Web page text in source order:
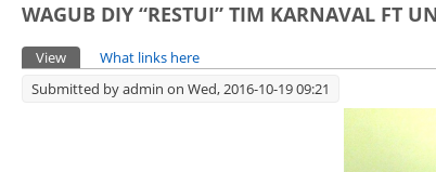
WAGUB DIY “RESTUI” TIM KARNAVAL FT
Primary tabs
View (active tab)
What links here
Submitted byadmin on Wed, 2016-10-19 09:21